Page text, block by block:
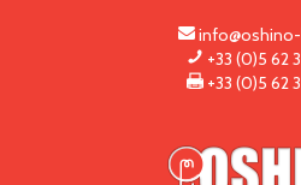
+33 (0)5 62
+33 (0)5 62